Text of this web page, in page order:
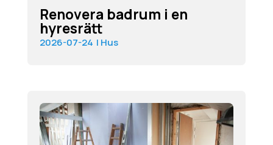
Renovera badrum i en
hyresrätt
2026-07-24 | Hus